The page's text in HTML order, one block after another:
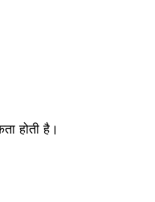
होती है।